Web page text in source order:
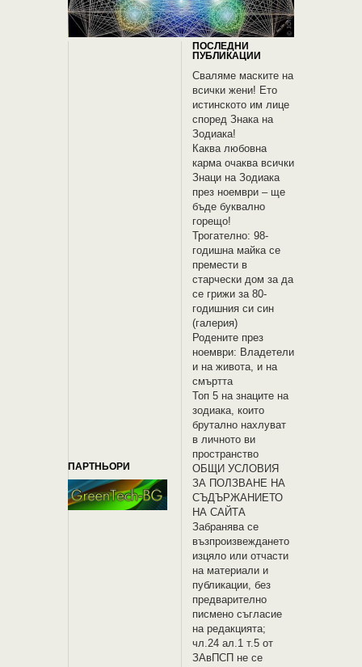
ПОСЛЕДНИ
ПУБЛИКАЦИИ
Сваляме маските на
всички жени! Ето
истинското им лице
според Знака на
Зодиака!
Каква любовна
карма очаква всички
Знаци на Зодиака
през ноември – ще
бъде буквално
горещо!
Трогателно: 98-
годишна майка се
премести в
старчески дом за да
се грижи за 80-
годишния си син
(галерия)
Родените през
ноември: Владетели
и на живота, и на
смъртта
Топ 5 на знаците на
зодиака, които
брутално нахлуват
в личното ви
пространство
ПАРТНЬОРИ
OБЩИ УСЛОВИЯ
ЗА ПОЛЗВАНЕ НА
СЪДЪРЖАНИЕТО
НА САЙТА
Забранява се
възпроизвеждането
изцяло или отчасти
на материали и
публикации, без
предварително
писмено съгласие
на редакцията;
чл.24 ал.1 т.5 от
ЗАвПСП не се